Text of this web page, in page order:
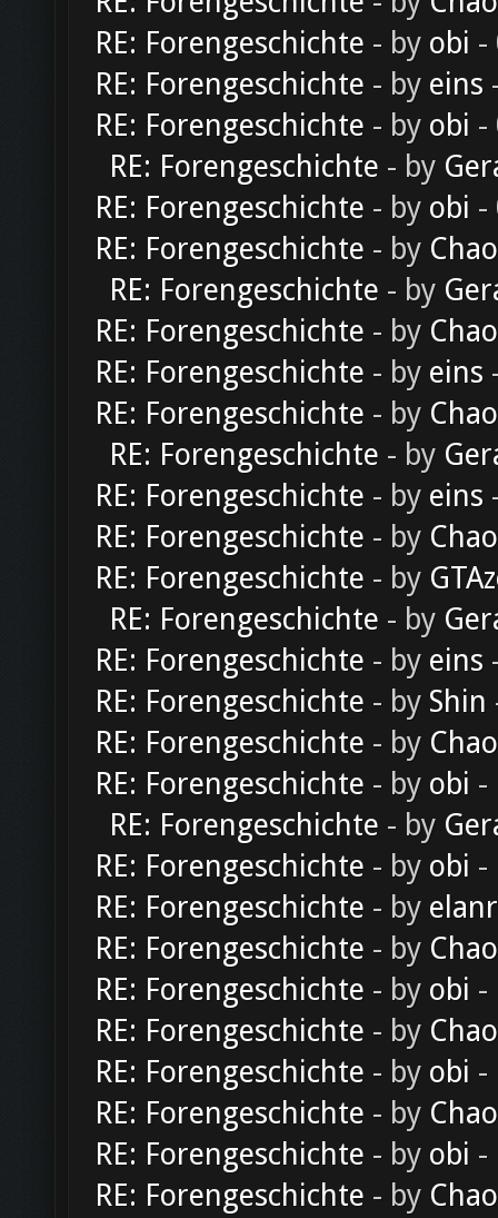
RE: Forengeschichte - by obi -
RE: Forengeschichte - by eins
RE: Forengeschichte - by obi -
RE: Forengeschichte - by
RE: Forengeschichte - by obi -
RE: Forengeschichte - by
RE: Forengeschichte - by
RE: Forengeschichte - by
RE: Forengeschichte - by eins
RE: Forengeschichte - by
RE: Forengeschichte - by
RE: Forengeschichte - by eins
RE: Forengeschichte - by
RE: Forengeschichte - by
RE: Forengeschichte - by
RE: Forengeschichte - by eins
RE: Forengeschichte - by Shin
RE: Forengeschichte - by
RE: Forengeschichte - by obi -
RE: Forengeschichte - by
RE: Forengeschichte - by obi -
RE: Forengeschichte - by
RE: Forengeschichte - by
RE: Forengeschichte - by obi -
RE: Forengeschichte - by
RE: Forengeschichte - by obi -
RE: Forengeschichte - by
RE: Forengeschichte - by obi -
RE: Forengeschichte - by